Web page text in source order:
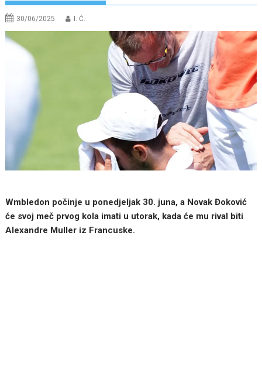
30/06/2025 I. Ć.
Wmbledon počinje u ponedjeljak 30. juna, a Novak Đoković
će svoj meč prvog kola imati u utorak, kada će mu rival biti
Alexandre Muller iz Francuske.